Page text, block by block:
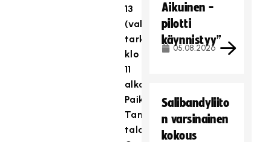
13
(valtakirjojen
tark.
klo
11
alkaen).
Paikka:
Tampere-
talo
Aikuinen -
pilotti
käynnistyy”
05.08.2026
Salibandyliito
n varsinainen
kokous